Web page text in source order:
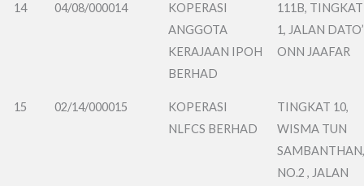
14 04/08/000014
KOPERASI
ANGGOTA
KERAJAAN IPOH
BERHAD
111B, TINGKAT
1, JALAN DATO’
ONN JAAFAR
15 02/14/000015
KOPERASI
NLFCS BERHAD
TINGKAT 10,
WISMA TUN
NO.2 , JALAN